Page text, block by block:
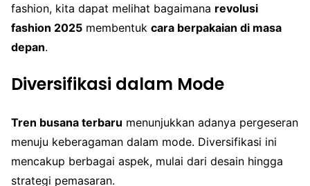
fashion, kita dapat melihat bagaimana revolusi
fashion 2025 membentuk cara berpakaian di masa
depan.
Diversifikasi dalam Mode
Tren busana terbaru menunjukkan adanya pergeseran
menuju keberagaman dalam mode. Diversifikasi ini
mencakup berbagai aspek, mulai dari desain hingga
strategi pemasaran.